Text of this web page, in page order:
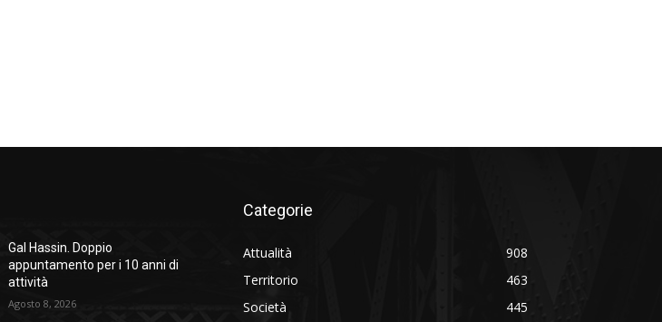
Gal Hassin. Doppio
appuntamento per i 10 anni di
attività
Agosto 8, 2026
Categorie
Attualità
908
Territorio
463
Società
445